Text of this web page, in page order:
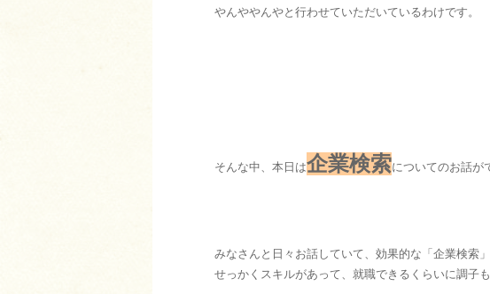
やんややんやと行わせていただいているわけです。
そんな中、本日は企業検索についてのお話が
みなさんと日々お話していて、効果的な「企業検索
せっかくスキルがあって、就職できるくらいに調子